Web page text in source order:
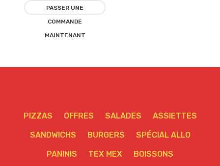
PASSER UNE
COMMANDE
MAINTENANT
PIZZAS OFFRES SALADES ASSIETTES
SANDWICHS BURGERS SPÉCIAL ALLO
PANINIS TEX MEX BOISSONS